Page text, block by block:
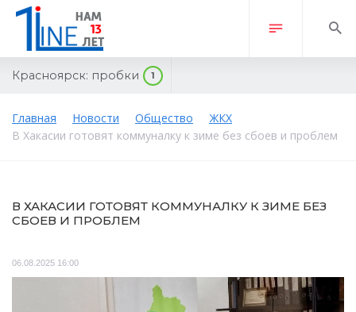
Красноярск: пробки 1
Главная Новости Общество
ЖКХ
В Хакасии готовят коммуналку к зиме без сбоев и проблем
В ХАКАСИИ ГОТОВЯТ КОММУНАЛКУ К ЗИМЕ БЕЗ
СБОЕВ И ПРОБЛЕМ
06.08.2025 16:00